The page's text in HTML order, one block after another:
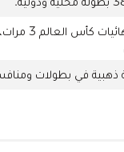
البطل